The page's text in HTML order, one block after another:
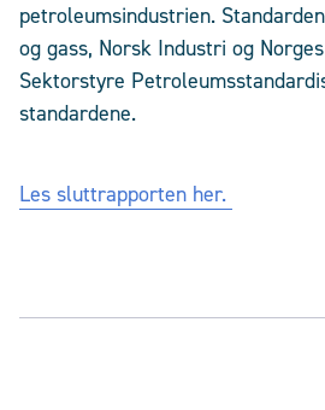
petroleumsindustrien.
og gass, Norsk Industri og
Sektorstyre
standardene.
Les sluttrapporten her.